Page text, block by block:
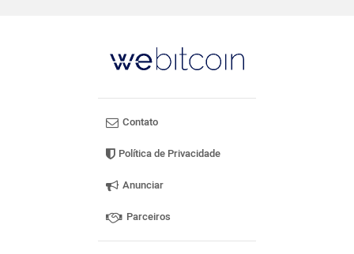
Contato
Política de Privacidade
Anunciar
Parceiros